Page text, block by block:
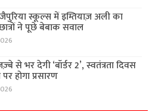
स्कूल्स में इम्तियाज़ अली का
ने पूछे बेबाक सवाल
से भर देगी ‘बॉर्डर 2’, स्वतंत्रता दिवस
होगा प्रसारण